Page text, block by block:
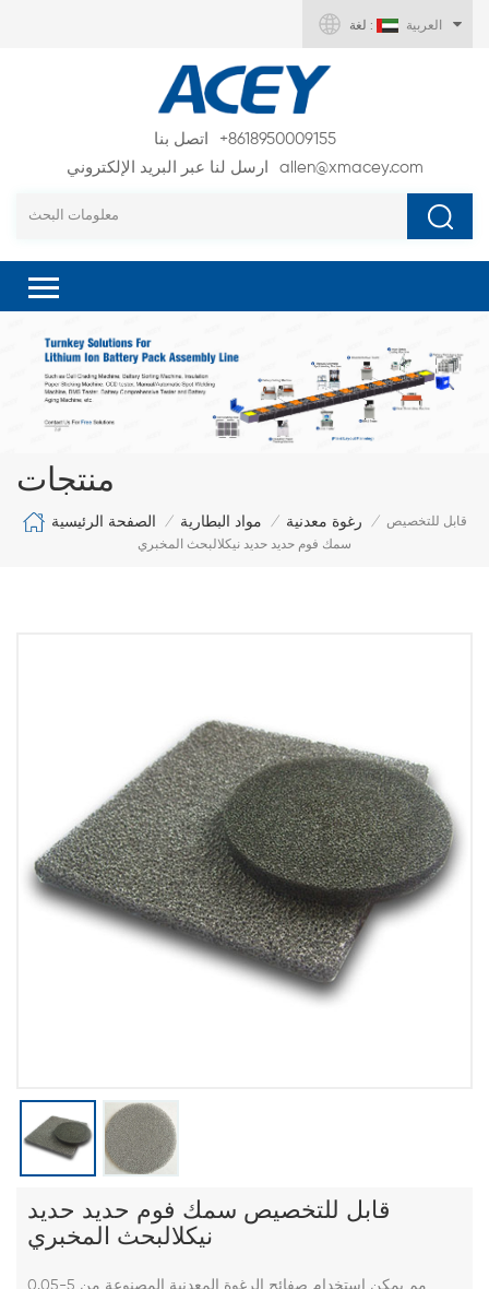
لغة : العربية
اتصل بنا
+8618950009155
ارسل لنا عبر البريد الإلكتروني
allen@xmacey.com
منتجات
الصفحة الرئيسية / مواد البطارية / رغوة معدنية /
سمك فوم حديد حديد نيكلالبحث المخبري
قابل للتخصيص سمك فوم حديد حديد
نيكلالبحث المخبري
0.05-5 مم يمكن استخدام صفائح الرغوة المعدنية المصنوعة من